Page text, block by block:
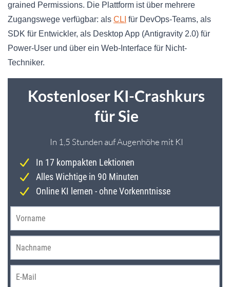
grained Permissions. Die Plattform ist über mehrere
Zugangswege verfügbar: als CLI für DevOps-Teams, als
SDK für Entwickler, als Desktop App (Antigravity 2.0) für
Power-User und über ein Web-Interface für Nicht-
Techniker.